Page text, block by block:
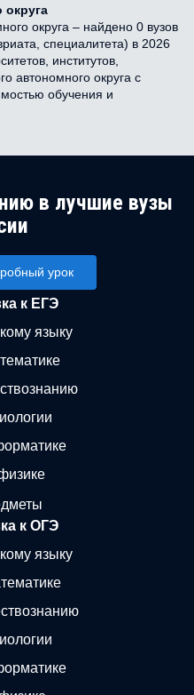
округа
округа – найдено 0 вузов
специалитета) в 2026
институтов,
автономного округа с
обучения и
в лучшие вузы
урок
к ЕГЭ
языку
к ОГЭ
языку